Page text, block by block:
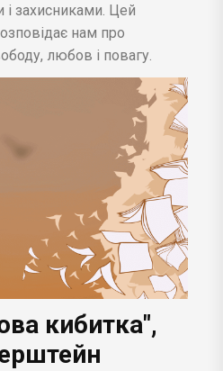
захисниками. Цей
нам про
любов і повагу.
кибитка",